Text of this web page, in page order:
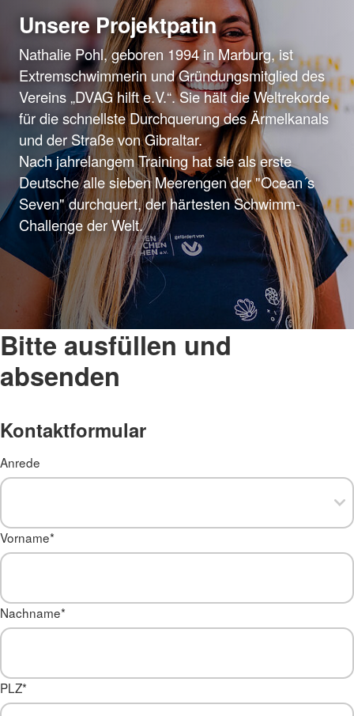
Unsere Projektpatin
Nathalie Pohl, geboren 1994 in Marburg, ist
Extremschwimmerin und Gründungsmitglied des
Vereins „DVAG hilft e.V.“. Sie hält die Weltrekorde
für die schnellste Durchquerung des Ärmelkanals
und der Straße von Gibraltar.
Nach jahrelangem Training hat sie als erste
Deutsche alle sieben Meerengen der "Ocean´s
Seven" durchquert, der härtesten Schwimm-
Challenge der Welt.
Bitte ausfüllen und
absenden
Kontaktformular
Anrede
Vorname*
Nachname*
PLZ*